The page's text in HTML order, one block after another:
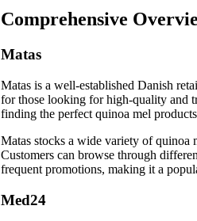
Comprehensive
Matas
Matas is a well-established Danish
for those looking for high-quality and
finding the perfect quinoa mel
Matas stocks a wide variety of quinoa
Customers can browse through
frequent promotions, making it a
Med24